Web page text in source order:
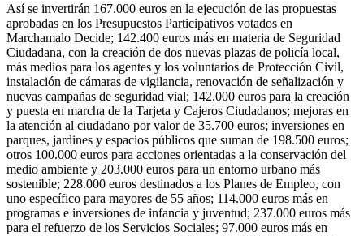
Así se invertirán 167.000 euros en la ejecución de las propuestas
aprobadas en los Presupuestos Participativos votados en
Marchamalo Decide; 142.400 euros más en materia de Seguridad
Ciudadana, con la creación de dos nuevas plazas de policía local,
más medios para los agentes y los voluntarios de Protección Civil,
instalación de cámaras de vigilancia, renovación de señalización y
nuevas campañas de seguridad vial; 142.000 euros para la creación
y puesta en marcha de la Tarjeta y Cajeros Ciudadanos; mejoras en
la atención al ciudadano por valor de 35.700 euros; inversiones en
parques, jardines y espacios públicos que suman de 198.500 euros;
otros 100.000 euros para acciones orientadas a la conservación del
medio ambiente y 203.000 euros para un entorno urbano más
sostenible; 228.000 euros destinados a los Planes de Empleo, con
uno específico para mayores de 55 años; 114.000 euros más en
programas e inversiones de infancia y juventud; 237.000 euros más
para el refuerzo de los Servicios Sociales; 97.000 euros más en